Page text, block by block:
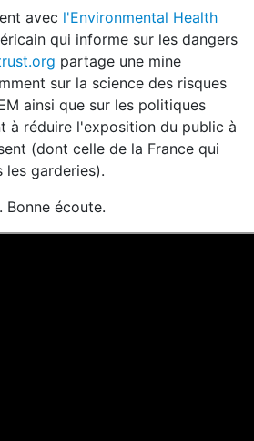
avec l'Environmental Health
qui informe sur les dangers
partage une mine
sur la science des risques
ainsi que sur les politiques
à réduire l'exposition du public à
(dont celle de la France qui
les garderies).
Bonne écoute.